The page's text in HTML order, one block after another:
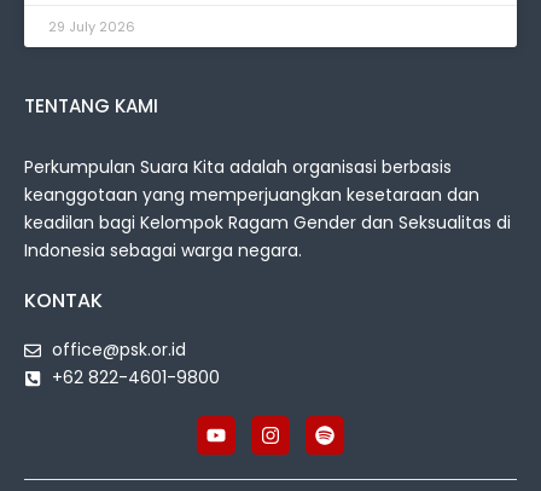
29 July 2026
TENTANG KAMI
Perkumpulan Suara Kita adalah organisasi berbasis
keanggotaan yang memperjuangkan kesetaraan dan
keadilan bagi Kelompok Ragam Gender dan Seksualitas di
Indonesia sebagai warga negara.
KONTAK
office@psk.or.id
+62 822-4601-9800